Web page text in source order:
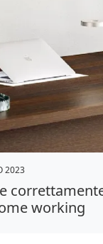
2023
working